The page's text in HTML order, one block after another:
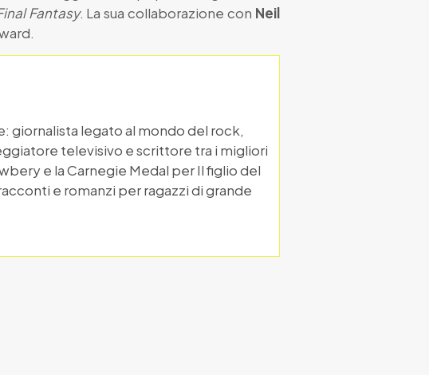
Fantasy. La sua collaborazione con Neil
giornalista legato al mondo del rock,
televisivo e scrittore tra i migliori
e la Carnegie Medal per Il figlio del
e romanzi per ragazzi di grande